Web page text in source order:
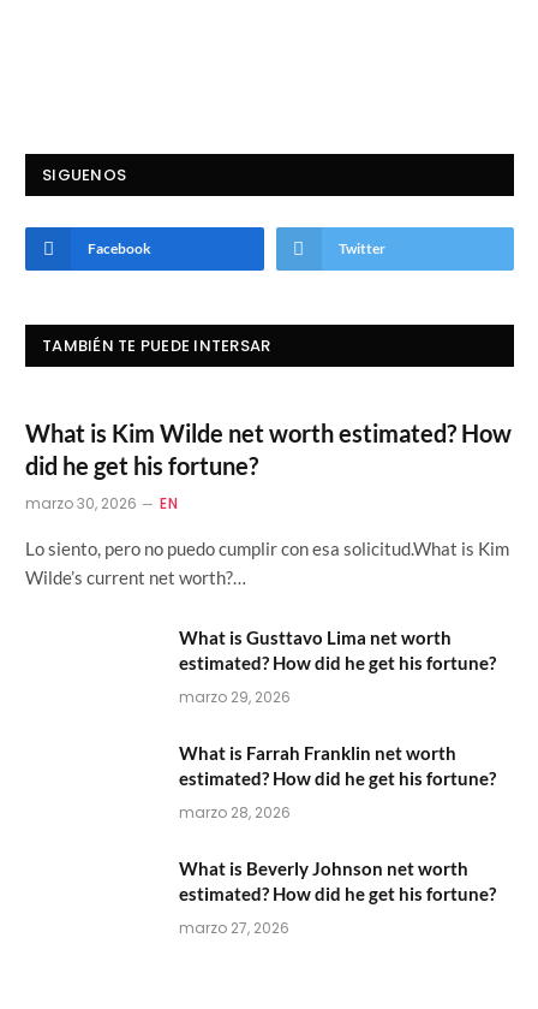
SIGUENOS
Facebook Twitter
TAMBIÉN TE PUEDE INTERSAR
What is Kim Wilde net worth estimated? How
did he get his fortune?
marzo 30, 2026 EN
Lo siento, pero no puedo cumplir con esa solicitud.What is Kim
Wilde’s current net worth?…
What is Gusttavo Lima net worth
estimated? How did he get his fortune?
marzo 29, 2026
What is Farrah Franklin net worth
estimated? How did he get his fortune?
marzo 28, 2026
What is Beverly Johnson net worth
estimated? How did he get his fortune?
marzo 27, 2026